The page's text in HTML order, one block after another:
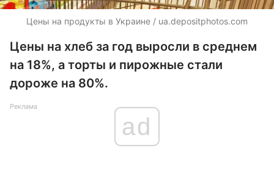
Цены на продукты в Украине / ua.depositphotos.com
Цены на хлеб за год выросли в среднем
на 18%, а торты и пирожные стали
дороже на 80%.
Реклама
ad